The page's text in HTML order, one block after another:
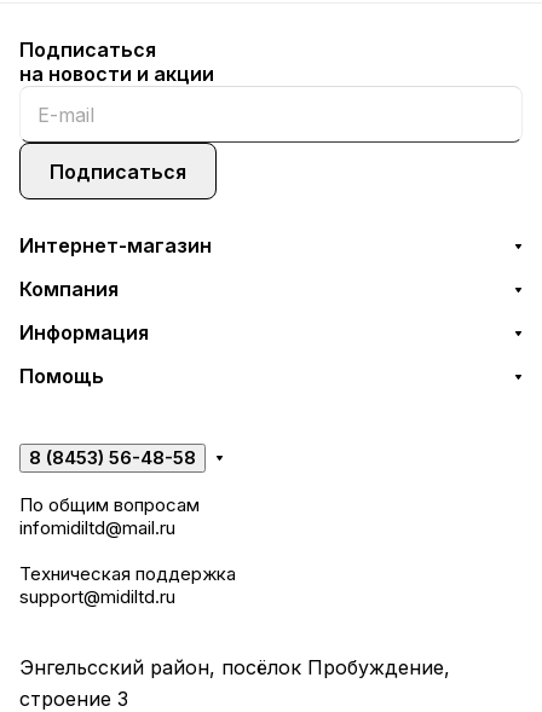
Подписаться
на новости и акции
Подписаться
Интернет-магазин
Компания
Информация
Помощь
8 (8453) 56-48-58
По общим вопросам
infomidiltd@mail.ru
Техническая поддержка
support@midiltd.ru
Энгельсский район, посёлок Пробуждение,
строение 3